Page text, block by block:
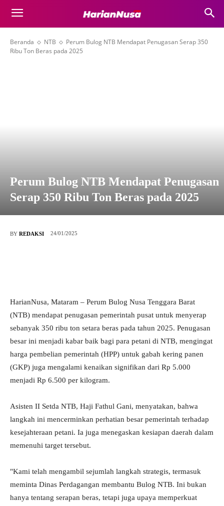
Beranda NTB
Perum Bulog NTB Mendapat Penugasan Serap 350
Ribu Ton Beras pada 2025
Perum Bulog NTB Mendapat Penugasan
Serap 350 Ribu Ton Beras pada 2025
BY REDAKSI 24/01/2025
HarianNusa, Mataram – Perum Bulog Nusa Tenggara Barat
(NTB) mendapat penugasan pemerintah pusat untuk menyerap
sebanyak 350 ribu ton setara beras pada tahun 2025. Penugasan
besar ini menjadi kabar baik bagi para petani di NTB, mengingat
harga pembelian pemerintah (HPP) untuk gabah kering panen
(GKP) juga mengalami kenaikan signifikan dari Rp 5.000
menjadi Rp 6.500 per kilogram.
Asisten II Setda NTB, Haji Fathul Gani, menyatakan, bahwa
langkah ini mencerminkan perhatian besar pemerintah terhadap
kesejahteraan petani. Ia juga menegaskan kesiapan daerah dalam
memenuhi target tersebut.
"Kami telah mengambil sejumlah langkah strategis, termasuk
meminta Dinas Perdagangan membantu Bulog NTB. Ini bukan
hanya tentang serapan beras, tetapi juga upaya memperkuat